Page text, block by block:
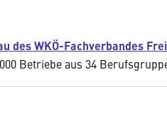
des WKÖ-Fachverbandes
Betriebe aus 34